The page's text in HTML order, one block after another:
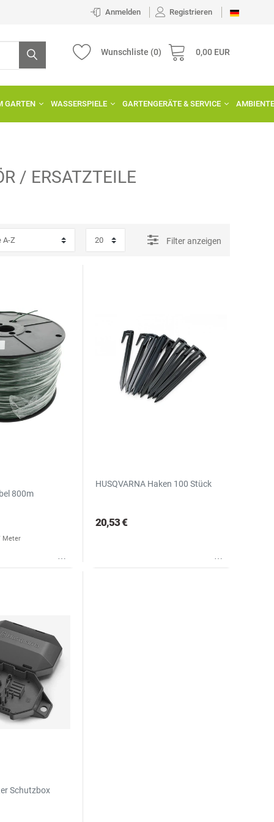
Anmelden Registrieren
Wunschliste (0) 0,00 EUR
GARTEN WASSERSPIELE GARTENGERÄTE & SERVICE AMBIENTE
/ ERSATZTEILE
Filter anzeigen
800m
Meter
HUSQVARNA Haken 100 Stück
20,53 €
Schutzbox